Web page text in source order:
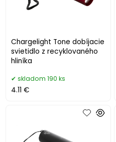
Chargelight Tone dobíjacie
svietidlo z recyklovaného
hliníka
skladom 190 ks
4.11 €